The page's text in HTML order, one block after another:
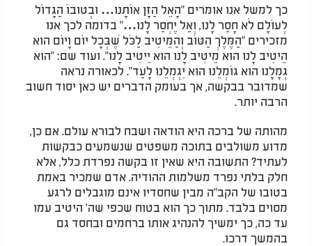
כך למשל אנו אומרים "הָאֵל הַזָּן אוֹתָנוּ… וּבְטוּבוֹ הַגָּדוֹל
לְעוֹלָם לֹא חָסַר לָנוּ, וְאַל יֶחְסַר לָנוּ…" בדומה לכך אנו
מזכירים "הַמֶּלֶךְ הַטּוֹב וְהַמֵּיטִיב לַכֹּל שֶׁבְּכָל יוֹם וָיוֹם הוּא
הֵיטִיב לָנוּ הוּא מֵיטִיב לָנוּ הוּא יֵיטִיב לָנוּ". ועוד שם: "הוּא
גְּמָלָנוּ הוּא גּוֹמְלֵנוּ הוּא יִגְמְלֵנוּ לָעַד". לכאורה נראה
שמדובר בבקשה, אך בעומק הדברים יש כאן יסוד חשוב
הרבה יותר.
מהותה של ברכה היא הודאה ושבח לבורא עולם. אם כן,
מדוע משולבים בתוכה משפטים שנשמעים כבקשות
לעתיד? התשובה היא שאין זו בקשה נפרדת כלל, אלא
חלק בלתי נפרד משלמות ההודיה. אדם שמכיר באמת
בטובו של הקב"ה מבין שחסדיו אינם מוגבלים לרגע
מסוים בלבד. מתוך כך הוא בטוח שכפי שה' היטיב עמו
עד כה, כך ימשיך להנהיג אותו ברחמים ובחסד גם
בהמשך דרכו.